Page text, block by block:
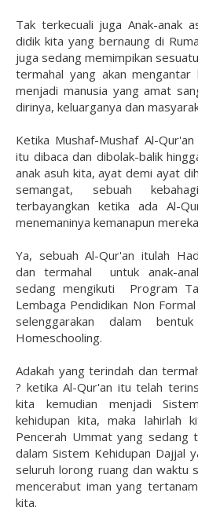
Tak terkecuali juga Anak-anak
didik kita yang bernaung di
juga sedang memimpikan
termahal yang akan mengantar
menjadi manusia yang amat
dirinya, keluarganya dan
Ketika Mushaf-Mushaf Al-
itu dibaca dan dibolak-balik
anak asuh kita, ayat demi ayat
semangat, sebuah
terbayangkan ketika ada Al-
menemaninya kemanapun
Ya, sebuah Al-Qur'an itulah
dan termahal untuk anak-
sedang mengikuti Program
Lembaga Pendidikan Non
selenggarakan dalam
Homeschooling.
Adakah yang terindah dan
? ketika Al-Qur'an itu telah
kita kemudian menjadi
kehidupan kita, maka lahirlah
Pencerah Ummat yang sedang
dalam Sistem Kehidupan Dajjal
seluruh lorong ruang dan waktu
mencerabut iman yang
kita.